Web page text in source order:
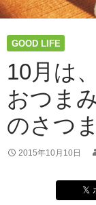
GOOD LIFE
10月は
おつま
のさつ
2015年10月10日
𝕏